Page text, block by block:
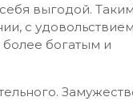
выгодой. Таким
с удовольствием
более богатым и